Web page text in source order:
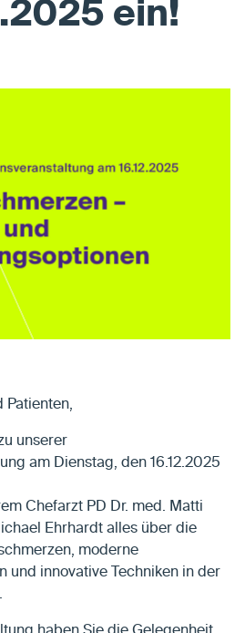
ein!
Patienten,
unserer
am Dienstag, den 16.12.2025
Chefarzt PD Dr. med. Matti
Ehrhardt alles über die
moderne
und innovative Techniken in der